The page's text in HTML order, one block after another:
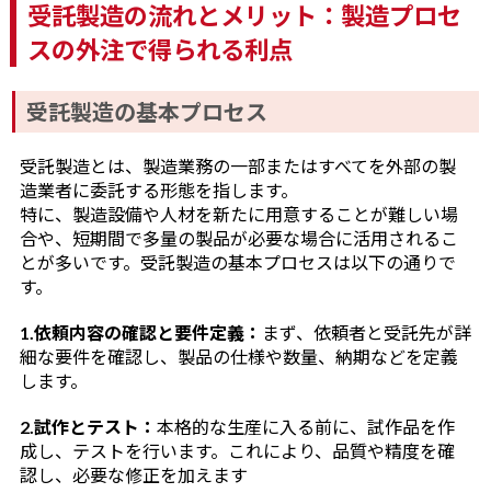
受託製造の流れとメリット：製造プロセ
スの外注で得られる利点
受託製造の基本プロセス
受託製造とは、製造業務の一部またはすべてを外部の製
造業者に委託する形態を指します。
特に、製造設備や人材を新たに用意することが難しい場
合や、短期間で多量の製品が必要な場合に活用されるこ
とが多いです。受託製造の基本プロセスは以下の通りで
す。
1.依頼内容の確認と要件定義： まず、依頼者と受託先が詳
細な要件を確認し、製品の仕様や数量、納期などを定義
します。
2.試作とテスト： 本格的な生産に入る前に、試作品を作
成し、テストを行います。これにより、品質や精度を確
認し、必要な修正を加えます